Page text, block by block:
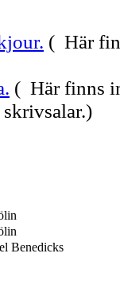
( Här
( Här finns
Benedicks